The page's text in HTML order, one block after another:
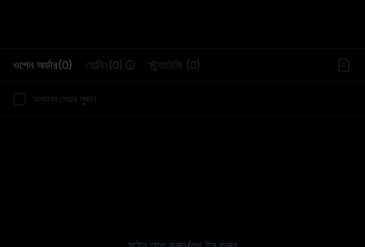
ওপেন অর্ডার(0) হোল্ডিং(0) স্ট্র্যাটেজি (0)
অন্যান্য পেয়ার লুকান